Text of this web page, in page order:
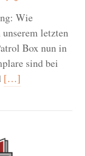
Wie
letzten
Box nun in
sind bei
[…]